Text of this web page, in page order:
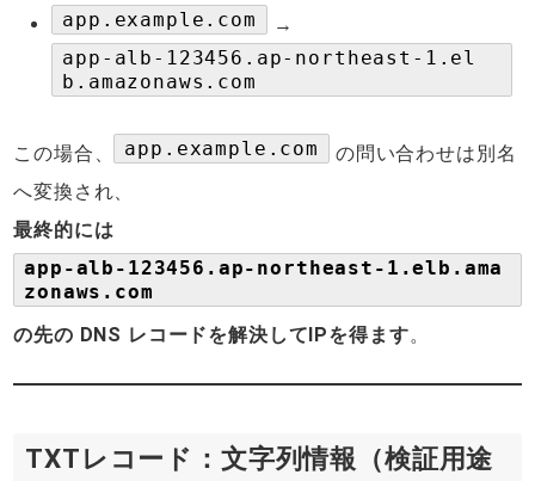
app.example.com
→
app-alb-123456.ap-northeast-1.el
b.amazonaws.com
この場合、 app.example.com
の問い合わせは別名
へ変換され、
最終的には
app-alb-123456.ap-northeast-1.elb.ama
zonaws.com
の先の DNS レコードを解決してIPを得ます。
TXTレコード：文字列情報（検証用途